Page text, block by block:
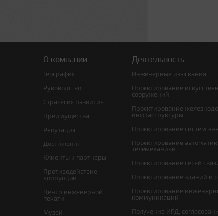
О компании
География
Руководство
Стратегия развития
Преимущества
Репутация
Достижения
Клиенты и партнеры
Противодействие
коррупции
Центр инженерной
печати
Музей
Деятельность
Инженерные изыскания
Проектирование
сооружений
Проектирование
инфраструктуры
Проектирование систем
Проектирование
телемеханики
Проектирование сетей
Проектирование зданий и
Проектирование
коммуникаций
Получение ИРД,